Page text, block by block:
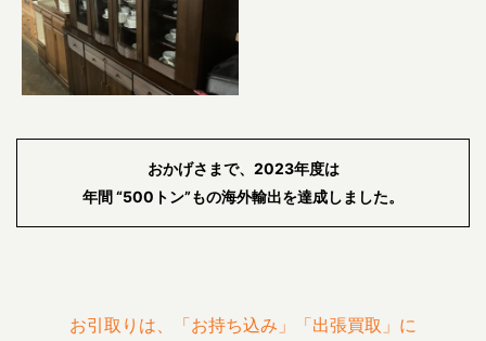
おかげさまで、2023年度は
年間 “500トン”もの海外輸出を達成しました。
お引取りは、「お持ち込み」「出張買取」に